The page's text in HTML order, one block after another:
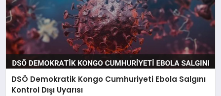
DSÖ Demokratik Kongo Cumhuriyeti Ebola Salgını
Kontrol Dışı Uyarısı